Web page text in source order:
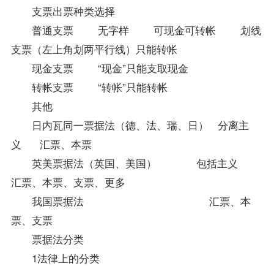
支票出票种类选择
普通支票 无字样 可现金可转帐 划线
支票（左上角划两平行线）只能转帐
现金支票 “现金”只能支取现金
转帐支票 “转帐”只能转帐
其他
日内瓦同一票据法（德、法、瑞、日） 分离主
义 汇票、本票
英美票据法（英国、美国） 包括主义
汇票、本票、支票、更多
我国票据法 汇票、本
票、支票
票据法分类
1法律上的分类